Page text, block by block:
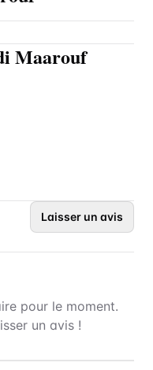
Maarouf
Laisser un avis
pour le moment.
un avis !